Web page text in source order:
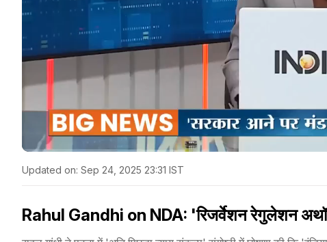
Updated on: Sep 24, 2025 23:31 IST
Rahul Gandhi on NDA: 'रिजर्वेशन रेगुलेशन